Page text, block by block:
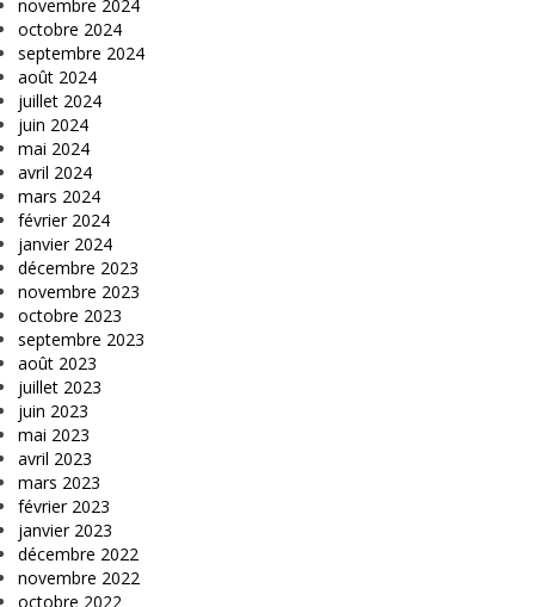
novembre 2024
octobre 2024
septembre 2024
août 2024
juillet 2024
juin 2024
mai 2024
avril 2024
mars 2024
février 2024
janvier 2024
décembre 2023
novembre 2023
octobre 2023
septembre 2023
août 2023
juillet 2023
juin 2023
mai 2023
avril 2023
mars 2023
février 2023
janvier 2023
décembre 2022
novembre 2022
octobre 2022